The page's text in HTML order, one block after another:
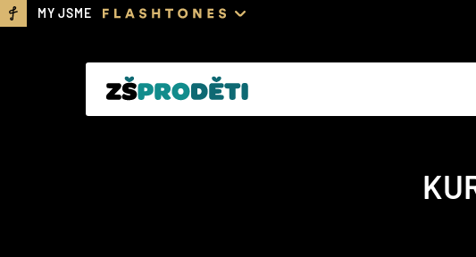
MY JSME